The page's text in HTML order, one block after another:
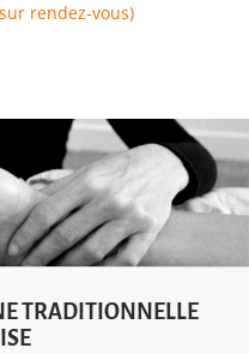
rendez-vous)
TRADITIONNELLE